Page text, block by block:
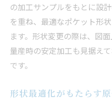
の加工サンプルをもとに設
を重ね、最適なポケット形
ます。形状変更の際は、図
量産時の安定加工も見据え
です。
形状最適化がもたらす